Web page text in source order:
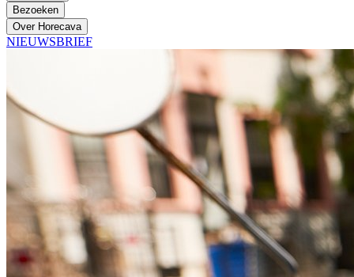
Bezoeken
Over Horecava
NIEUWSBRIEF